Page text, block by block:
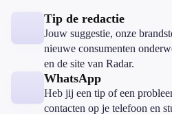
Tip de redactie
Jouw suggestie, onze
nieuwe consumenten
en de site van Radar.
WhatsApp
Heb jij een tip of een
contacten op je telefoon en